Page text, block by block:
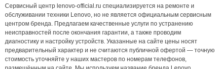
Сервисный центр lenovo-official.ru специализируется на ремонте и
обслуживании техники Lenovo, но не является официальным сервисным
центром бренда. Предлагаем качественные услуги по устранению
неисправностей после окончания гарантии, а также проводим
диагностику и настройку устройств. Указанные на сайте цены носят
предварительный характер и не считаются публичной офертой — точную
стоимость уточняйте у наших мастеров по номерам телефонов,